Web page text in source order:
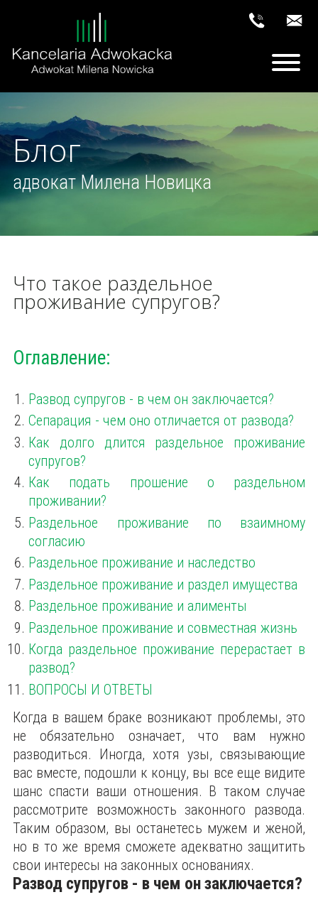
Блог
адвокат Милена Новицка
Что такое раздельное
проживание супругов?
Оглавление:
Развод супругов - в чем он заключается?
Сепарация - чем оно отличается от развода?
Как долго длится раздельное проживание
супругов?
Как подать прошение о раздельном
проживании?
Раздельное проживание по взаимному
согласию
Раздельное проживание и наследство
Раздельное проживание и раздел имущества
Раздельное проживание и алименты
Раздельное проживание и совместная жизнь
Когда раздельное проживание перерастает в
развод?
ВОПРОСЫ И ОТВЕТЫ
Когда в вашем браке возникают проблемы, это
не обязательно означает, что вам нужно
разводиться. Иногда, хотя узы, связывающие
вас вместе, подошли к концу, вы все еще видите
шанс спасти ваши отношения. В таком случае
рассмотрите возможность законного развода.
Таким образом, вы останетесь мужем и женой,
но в то же время сможете адекватно защитить
свои интересы на законных основаниях.
Развод супругов - в чем он заключается?